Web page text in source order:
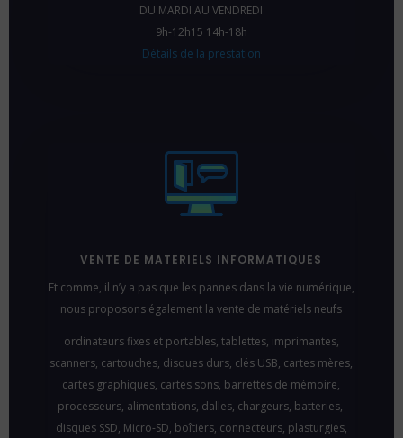
DU MARDI AU VENDREDI
9h-12h15 14h-18h
Détails de la prestation
VENTE DE MATERIELS INFORMATIQUES
Et comme, il n’y a pas que les pannes dans la vie numérique,
nous proposons également la vente de matériels neufs
ordinateurs fixes et portables, tablettes, imprimantes,
scanners, cartouches, disques durs, clés USB, cartes mères,
cartes graphiques, cartes sons, barrettes de mémoire,
processeurs, alimentations, dalles, chargeurs, batteries,
disques SSD, Micro-SD, boîtiers, connecteurs, plasturgies,